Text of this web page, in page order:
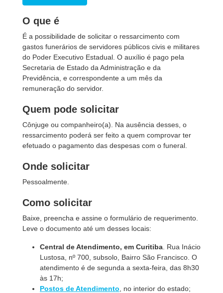
O que é
É a possibilidade de solicitar o ressarcimento com
gastos funerários de servidores públicos civis e militares
do Poder Executivo Estadual. O auxílio é pago pela
Secretaria de Estado da Administração e da
Previdência, e correspondente a um mês da
remuneração do servidor.
Quem pode solicitar
Cônjuge ou companheiro(a). Na ausência desses, o
ressarcimento poderá ser feito a quem comprovar ter
efetuado o pagamento das despesas com o funeral.
Onde solicitar
Pessoalmente.
Como solicitar
Baixe, preencha e assine o formulário de requerimento.
Leve o documento até um desses locais:
Central de Atendimento, em Curitiba . Rua Inácio
Lustosa, nº 700, subsolo, Bairro São Francisco. O
atendimento é de segunda a sexta-feira, das 8h30
às 17h;
Postos de Atendimento , no interior do estado;